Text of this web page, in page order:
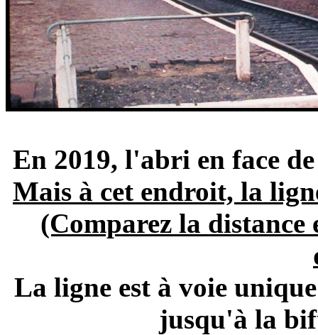
En 2019, l'abri en face
Mais à cet endroit, la
(Comparez la
La ligne est à voie
jusqu'à la